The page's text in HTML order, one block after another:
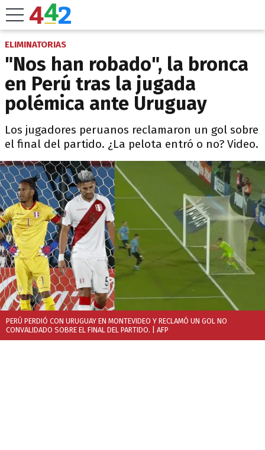
ELIMINATORIAS
"Nos han robado", la bronca
en Perú tras la jugada
polémica ante Uruguay
Los jugadores peruanos reclamaron un gol sobre
el final del partido. ¿La pelota entró o no? Video.
PERÚ PERDIÓ CON URUGUAY EN MONTEVIDEO Y RECLAMÓ UN GOL NO
CONVALIDADO SOBRE EL FINAL DEL PARTIDO.
| AFP